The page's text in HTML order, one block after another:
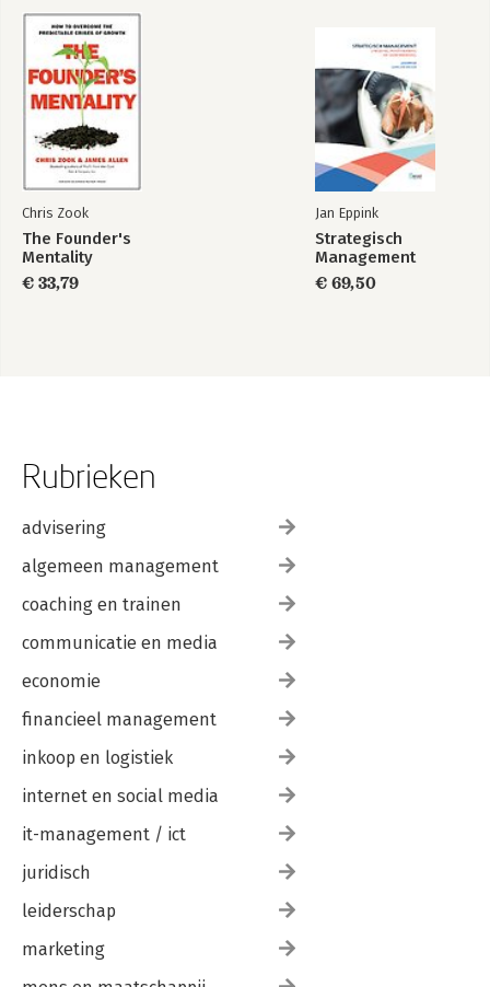
Chris Zook
The Founder's
Mentality
€ 33,79
Jan Eppink
Strategisch
Management
€ 69,50
Rubrieken
advisering
algemeen management
coaching en trainen
communicatie en media
economie
financieel management
inkoop en logistiek
internet en social media
it-management / ict
juridisch
leiderschap
marketing